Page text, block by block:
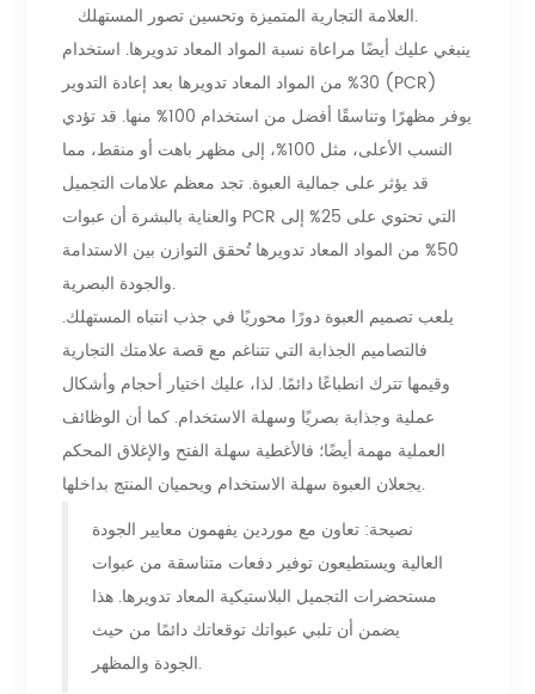
العلامة التجارية المتميزة وتحسين تصور المستهلك.
ينبغي عليك أيضًا مراعاة نسبة المواد المعاد تدويرها. استخدام
30% من المواد المعاد تدويرها بعد إعادة التدوير (PCR)
يوفر مظهرًا وتناسقًا أفضل من استخدام 100% منها. قد تؤدي
النسب الأعلى، مثل 100%، إلى مظهر باهت أو منقط، مما
قد يؤثر على جمالية العبوة. تجد معظم علامات التجميل
والعناية بالبشرة أن عبوات PCR التي تحتوي على 25% إلى
50% من المواد المعاد تدويرها تُحقق التوازن بين الاستدامة
والجودة البصرية.
يلعب تصميم العبوة دورًا محوريًا في جذب انتباه المستهلك.
فالتصاميم الجذابة التي تتناغم مع قصة علامتك التجارية
وقيمها تترك انطباعًا دائمًا. لذا، عليك اختيار أحجام وأشكال
عملية وجذابة بصريًا وسهلة الاستخدام. كما أن الوظائف
العملية مهمة أيضًا؛ فالأغطية سهلة الفتح والإغلاق المحكم
يجعلان العبوة سهلة الاستخدام ويحميان المنتج بداخلها.
نصيحة: تعاون مع موردين يفهمون معايير الجودة
العالية ويستطيعون توفير دفعات متناسقة من عبوات
مستحضرات التجميل البلاستيكية المعاد تدويرها. هذا
يضمن أن تلبي عبواتك توقعاتك دائمًا من حيث
الجودة والمظهر.